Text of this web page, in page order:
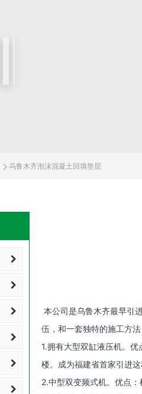
乌鲁木齐泡沫混凝土回填垫层
本公司是乌鲁木齐最早引
伍，和一套独特的施工方
1.拥有大型双缸液压机。
楼。成为福建省首家引进这
2.中型双变频式机。优点